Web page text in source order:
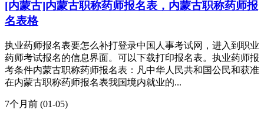
[内蒙古]内蒙古职称药师报名表，内蒙古职称药师报
名表格
执业药师报名表要怎么补打登录中国人事考试网，进入到职业
药师考试报名的信息界面。可以下载打印报名表。执业药师报
考条件内蒙古职称药师报名表：凡中华人民共和国公民和获准
在内蒙古职称药师报名表我国境内就业的...
7个月前 (01-05)